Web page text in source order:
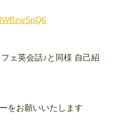
ェ英会話♪と同様 自己紹
をお願いいたします